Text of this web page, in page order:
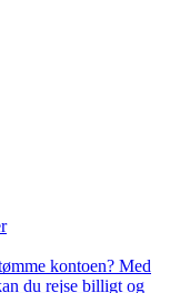
kontoen? Med
du rejse billigt og